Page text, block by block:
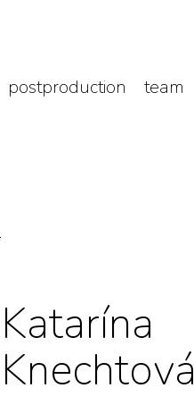
postproduction team
Katarína
Knechtová